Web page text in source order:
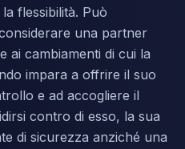
flessibilità. Può
una partner
ai cambiamenti di cui la
impara a offrire il suo
e ad accogliere il
contro di esso, la sua
di sicurezza anziché una